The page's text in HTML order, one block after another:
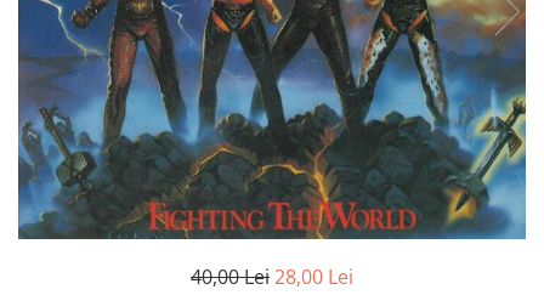
Viniluri Românești
Colecția Electrecord
40,00 Lei28,00 Lei